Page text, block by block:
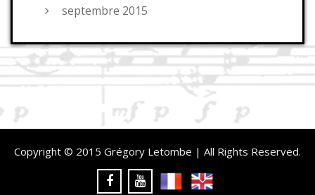
septembre 2015
Copyright © 2015 Grégory Letombe | All Rights Reserved.